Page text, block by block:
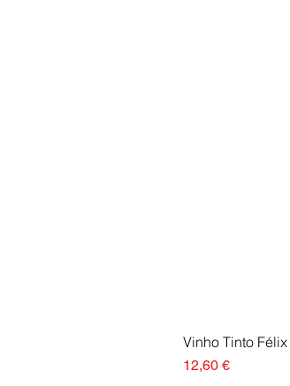
Vinho Tinto
Preço
12,60 €